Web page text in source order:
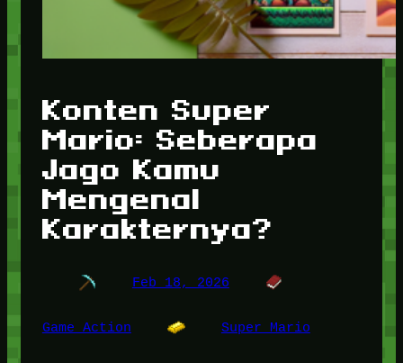
Konten Super
Mario: Seberapa
Jago Kamu
Mengenal
Karakternya?
Feb 18, 2026
Game Action Super Mario